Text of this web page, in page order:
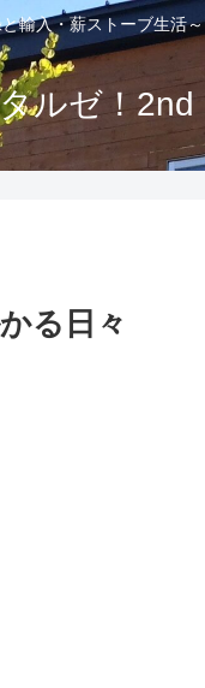
輸入・薪ストーブ生活～
ルゼ！2nd
る日々